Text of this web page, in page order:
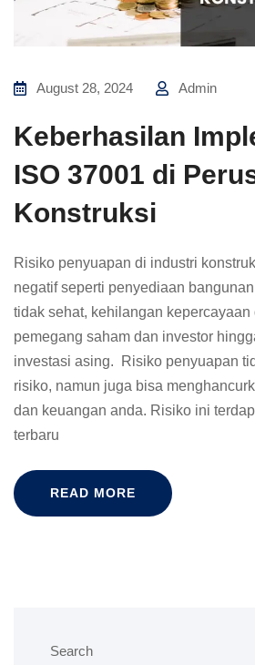
August 28, 2024 Admin
Keberhasilan
ISO 37001 di
Konstruksi
Risiko penyuapan di industri
negatif seperti penyediaan
tidak sehat, kehilangan kepercayaan
pemegang saham dan investor
investasi asing. Risiko penyuapan
risiko, namun juga bisa
dan keuangan anda. Risiko ini
terbaru
READ MORE
Search